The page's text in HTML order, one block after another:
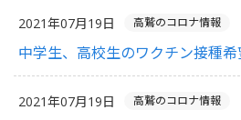
2021年07月19日 高鷲のコロナ情報
中学生、高校生のワクチン接種
2021年07月19日 高鷲のコロナ情報